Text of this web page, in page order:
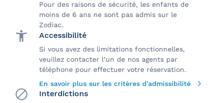
Pour des raisons de sécurité, les enfants de
moins de 6 ans ne sont pas admis sur le
Zodiac.
Accessibilité
Si vous avez des limitations fonctionnelles,
veuillez contacter l’un de nos agents par
téléphone pour effectuer votre réservation.
En savoir plus sur les critères d'admissibilité
Interdictions